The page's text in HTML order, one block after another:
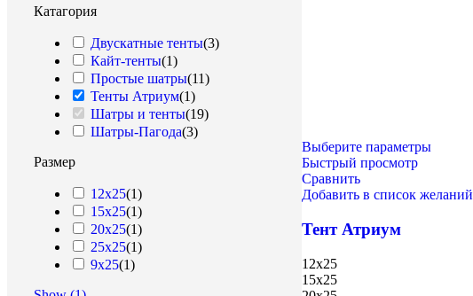
8 Марта
Катагория
Двускатные тенты(3)
Кайт-тенты(1)
Простые шатры(11)
Тенты Атриум(1)
Шатры и тенты(19)
Шатры-Пагода(3)
Размер
12x25(1)
15x25(1)
20x25(1)
25x25(1)
9x25(1)
Выберите параметры
Быстрый просмотр
Сравнить
Добавить в список желаний
Тент Атриум
12x25
15x25